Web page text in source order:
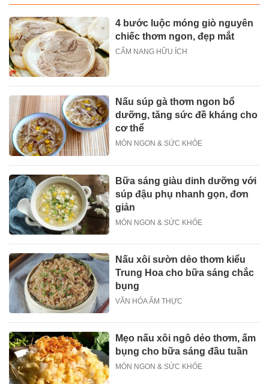
4 bước luộc móng giò nguyên
chiếc thơm ngon, đẹp mắt
CẨM NANG HỮU ÍCH
Nấu súp gà thơm ngon bổ
dưỡng, tăng sức đề kháng cho
cơ thể
MÓN NGON & SỨC KHỎE
Bữa sáng giàu dinh dưỡng với
súp đậu phụ nhanh gọn, đơn
giản
MÓN NGON & SỨC KHỎE
Nấu xôi sườn dẻo thơm kiểu
Trung Hoa cho bữa sáng chắc
bụng
VĂN HÓA ẨM THỰC
Mẹo nấu xôi ngô dẻo thơm, ấm
bụng cho bữa sáng đầu tuần
MÓN NGON & SỨC KHỎE